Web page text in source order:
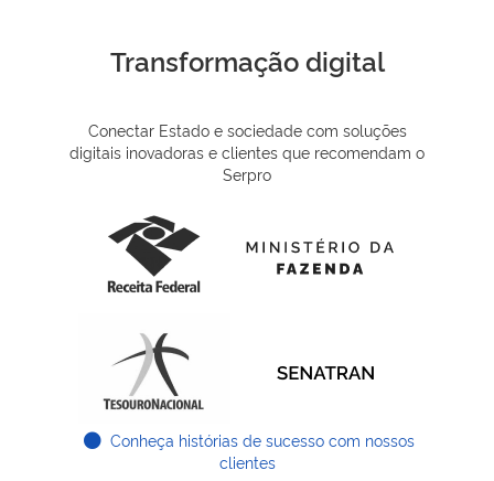
Transformação digital
Conectar Estado e sociedade com soluções
digitais inovadoras e clientes que recomendam o
Serpro
Conheça histórias de sucesso com nossos
clientes